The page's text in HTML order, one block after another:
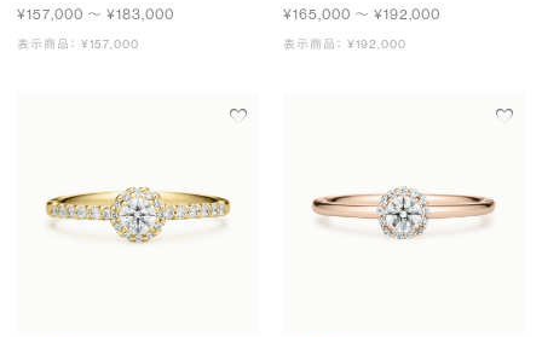
¥157,000 〜 ¥183,000
表示商品： ¥157,000
¥165,000 〜 ¥192,000
表示商品： ¥192,000